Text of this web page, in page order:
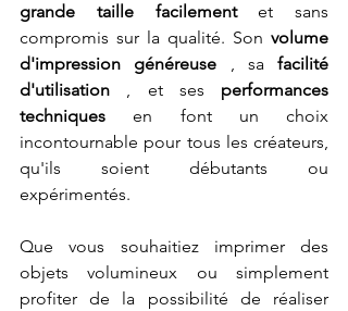
grande taille facilement et sans
compromis sur la qualité. Son volume
d'impression généreuse , sa facilité
d'utilisation , et ses performances
techniques en font un choix
incontournable pour tous les créateurs,
qu'ils soient débutants ou
expérimentés.
Que vous souhaitiez imprimer des
objets volumineux ou simplement
profiter de la possibilité de réaliser